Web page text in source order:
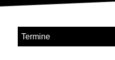
Termine